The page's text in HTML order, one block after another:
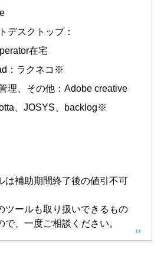
デスクトップ：
在宅
：ラクネコ※
理、その他：Adobe creative
、JOSYS、backlog※
は補助期間終了後の値引不可
ツールも取り扱いできるもの
で、一度ご相談ください。